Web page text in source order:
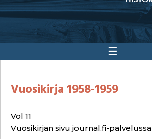
☰
Vuosikirja 1958-1959
Vol 11
Vuosikirjan sivu journal.fi-palvelussa